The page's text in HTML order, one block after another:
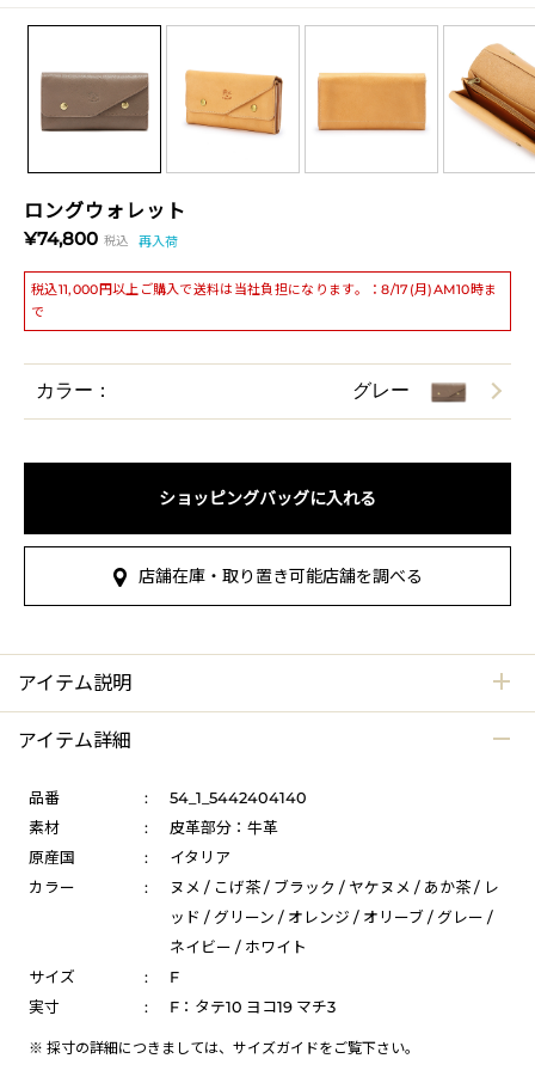
ロングウォレット
¥74,800 税込 再入荷
税込11,000円以上ご購入で送料は当社負担になります。：8/17(月)AM10時ま
で
カラー： グレー
ショッピングバッグに入れる
店舗在庫・取り置き可能店舗を調べる
アイテム説明
アイテム詳細
品番 :
54_1_5442404140
素材
:
皮革部分：牛革
原産国
:
イタリア
カラー
:
ヌメ / こげ茶 / ブラック / ヤケヌメ / あか茶 / レ
ッド / グリーン / オレンジ / オリーブ / グレー /
ネイビー / ホワイト
サイズ
:
F
実寸
: F：タテ10 ヨコ19 マチ3
※ 採寸の詳細につきましては、 サイズガイドをご覧下さい。